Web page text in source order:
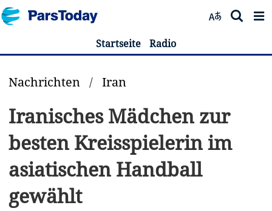
Startseite Radio
Nachrichten / Iran
Iranisches Mädchen zur
besten Kreisspielerin im
asiatischen Handball
gewählt